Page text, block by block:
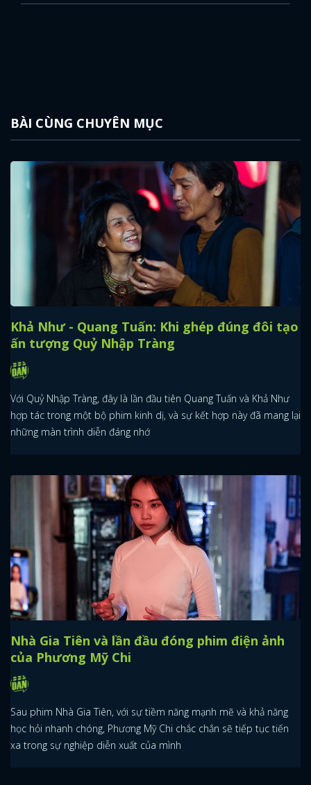
BÀI CÙNG CHUYÊN MỤC
Khả Như - Quang Tuấn: Khi ghép đúng đôi tạo
ấn tượng Quỷ Nhập Tràng
Với Quỷ Nhập Tràng, đây là lần đầu tiên Quang Tuấn và Khả Như
hợp tác trong một bộ phim kinh dị, và sự kết hợp này đã mang lại
những màn trình diễn đáng nhớ
Nhà Gia Tiên và lần đầu đóng phim điện ảnh
của Phương Mỹ Chi
Sau phim Nhà Gia Tiên, với sự tiềm năng mạnh mẽ và khả năng
học hỏi nhanh chóng, Phương Mỹ Chi chắc chắn sẽ tiếp tục tiến
xa trong sự nghiệp diễn xuất của mình